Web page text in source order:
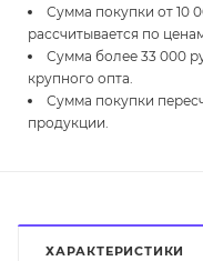
Сумма покупки от 10
рассчитывается по
Сумма более 33 000
крупного опта.
Сумма покупки
продукции.
ХАРАКТЕРИСТИКИ